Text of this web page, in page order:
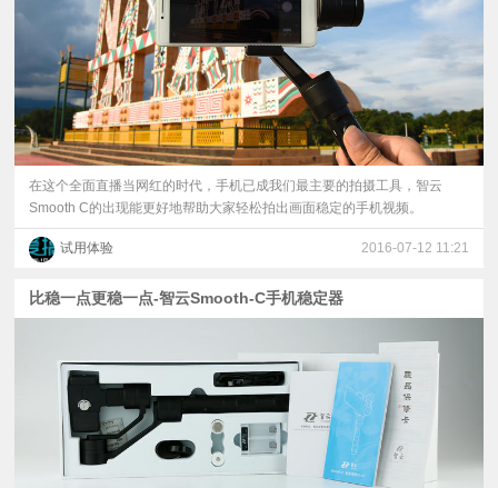
在这个全面直播当网红的时代，手机已成我们最主要的拍摄工具，智云
Smooth C的出现能更好地帮助大家轻松拍出画面稳定的手机视频。
试用体验 2016-07-12 11:21
比稳一点更稳一点-智云Smooth-C手机稳定器